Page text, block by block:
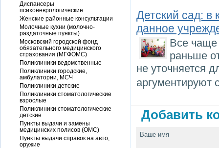
Детский сад: в
данное
Все чаще
раньше
не уточняется
аргументируют
Добавить
Ваше имя
Диспансеры
психоневрологические
Женские районные консультации
Молочные кухни (молочно-
раздаточные пункты)
Московский городской фонд
обязательного медицинского
страхования (МГФОМС)
Поликлиники ведомственные
Поликлиники городские,
амбулатории, МСЧ
Поликлиники детские
Поликлиники стоматологические
взрослые
Поликлиники стоматологические
детские
Пункты выдачи и замены
медицинских полисов (ОМС)
Пункты выдачи справок на авто,
оружие